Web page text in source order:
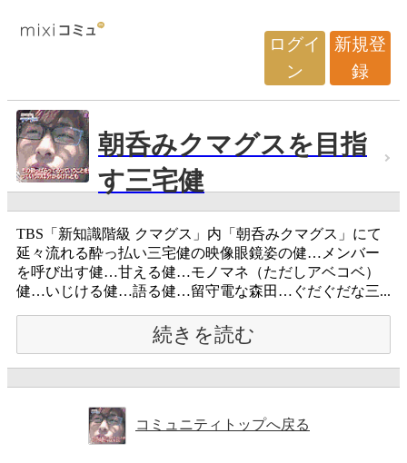
ログイ
ン
新規登
録
朝呑みクマグスを目指
す三宅健
TBS「新知識階級 クマグス」内「朝呑みクマグス」にて
延々流れる酔っ払い三宅健の映像眼鏡姿の健…メンバー
を呼び出す健…甘える健…モノマネ（ただしアベコベ）
健…いじける健…語る健…留守電な森田…ぐだぐだな三...
続きを読む
コミュニティトップへ戻る